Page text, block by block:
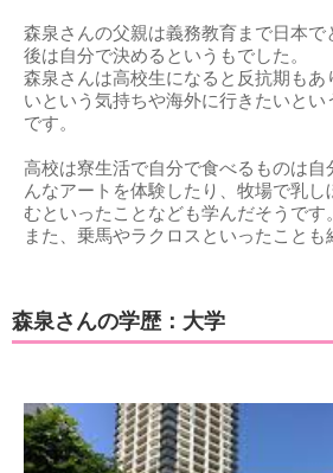
森泉さんの父親は義務教育まで日本
後は自分で決めるというもでした。
森泉さんは高校生になると反抗期もあ
いという気持ちや海外に行きたいとい
です。
高校は寮生活で自分で食べるものは自
んなアートを体験したり、牧場で乳
むといったことなども学んだそうです。
また、乗馬やラクロスといったことも
森泉さんの学歴：大学